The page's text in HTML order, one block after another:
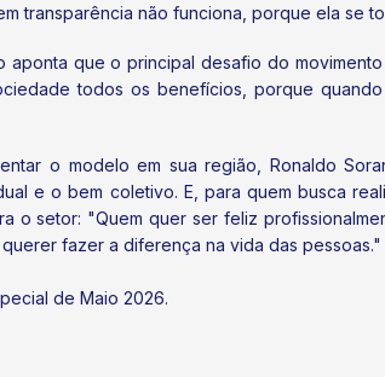
transparência não funciona, porque ela se
que o principal desafio do
todos os benefícios, porque
o modelo em sua região, Ronaldo
e o bem coletivo. E, para quem busca
o setor: "Quem quer ser feliz
fazer a diferença na vida das pessoas."
de Maio 2026.